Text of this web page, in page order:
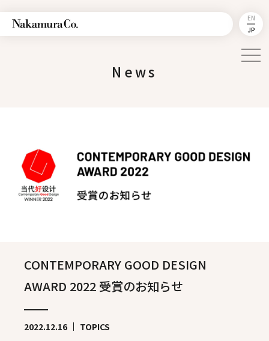
EN
JP
News
CONTEMPORARY GOOD DESIGN
AWARD 2022 受賞のお知らせ
2022.12.16 TOPICS